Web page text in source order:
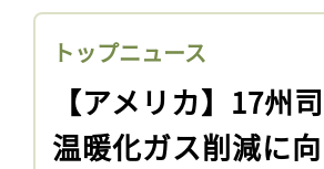
トップニュース
【アメリカ】17州
温暖化ガス削減に